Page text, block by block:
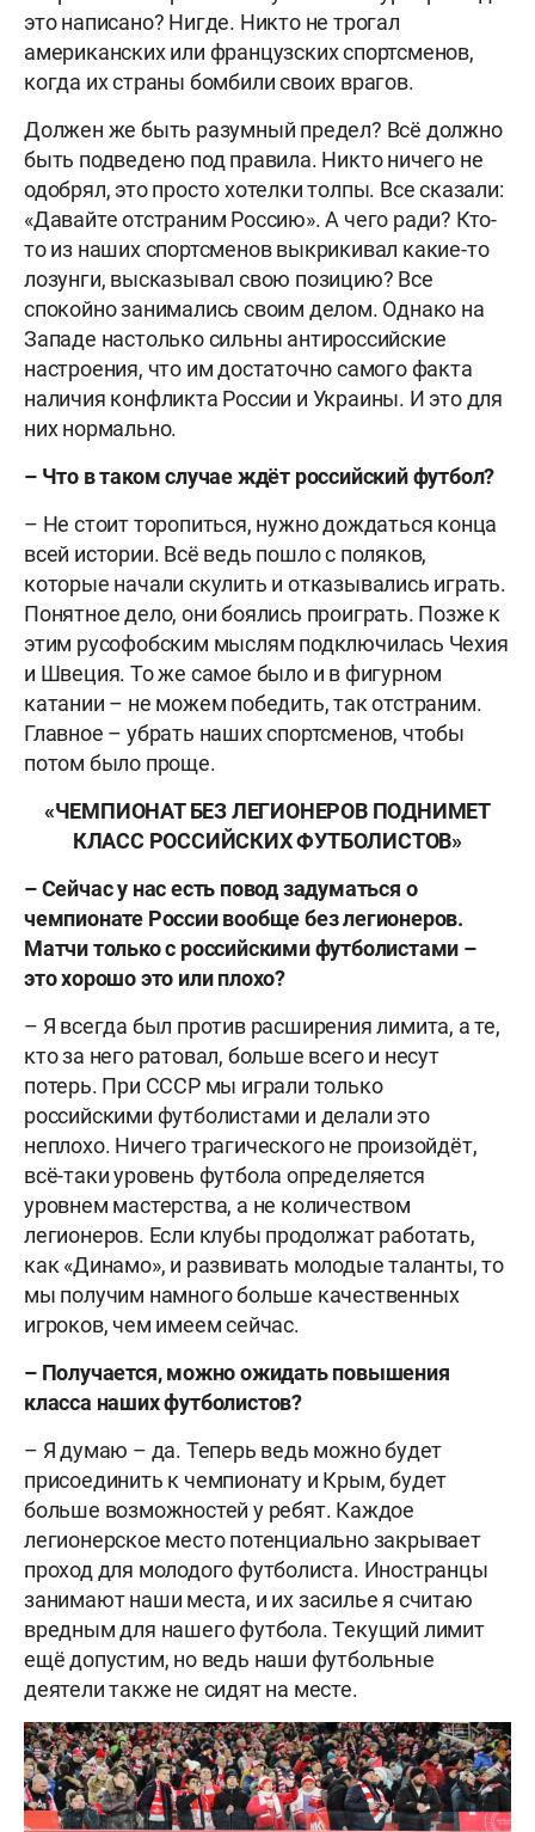
это написано? Нигде. Никто не трогал
американских или французских спортсменов,
когда их страны бомбили своих врагов.
Должен же быть разумный предел? Всё должно
быть подведено под правила. Никто ничего не
одобрял, это просто хотелки толпы. Все сказали:
«Давайте отстраним Россию». А чего ради? Кто-
то из наших спортсменов выкрикивал какие-то
лозунги, высказывал свою позицию? Все
спокойно занимались своим делом. Однако на
Западе настолько сильны антироссийские
настроения, что им достаточно самого факта
наличия конфликта России и Украины. И это для
них нормально.
– Что в таком случае ждёт российский футбол?
– Не стоит торопиться, нужно дождаться конца
всей истории. Всё ведь пошло с поляков,
которые начали скулить и отказывались играть.
Понятное дело, они боялись проиграть. Позже к
этим русофобским мыслям подключилась Чехия
и Швеция. То же самое было и в фигурном
катании – не можем победить, так отстраним.
Главное – убрать наших спортсменов, чтобы
потом было проще.
«ЧЕМПИОНАТ БЕЗ ЛЕГИОНЕРОВ ПОДНИМЕТ
КЛАСС РОССИЙСКИХ ФУТБОЛИСТОВ»
– Сейчас у нас есть повод задуматься о
чемпионате России вообще без легионеров.
Матчи только с российскими футболистами –
это хорошо это или плохо?
– Я всегда был против расширения лимита, а те,
кто за него ратовал, больше всего и несут
потерь. При СССР мы играли только
российскими футболистами и делали это
неплохо. Ничего трагического не произойдёт,
всё-таки уровень футбола определяется
уровнем мастерства, а не количеством
легионеров. Если клубы продолжат работать,
как «Динамо», и развивать молодые таланты, то
мы получим намного больше качественных
игроков, чем имеем сейчас.
– Получается, можно ожидать повышения
класса наших футболистов?
– Я думаю – да. Теперь ведь можно будет
присоединить к чемпионату и Крым, будет
больше возможностей у ребят. Каждое
легионерское место потенциально закрывает
проход для молодого футболиста. Иностранцы
занимают наши места, и их засилье я считаю
вредным для нашего футбола. Текущий лимит
ещё допустим, но ведь наши футбольные
деятели также не сидят на месте.